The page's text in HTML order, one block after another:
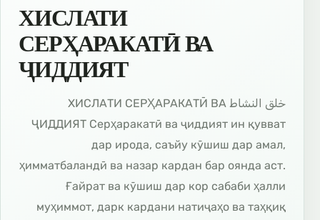
ХИСЛАТИ
СЕРҲАРАКАТӢ ВА
ҶИДДИЯТ
خلق النشاط ХИСЛАТИ СЕРҲАРАКАТӢ ВА
ҶИДДИЯТ Серҳаракатӣ ва ҷиддият ин қувват
дар ирода, саъйу кӯшиш дар амал,
ҳимматбаландӣ ва назар кардан бар оянда аст.
Ғайрат ва кӯшиш дар кор сабаби ҳалли
муҳиммот, дарк кардани натиҷаҳо ва таҳқиқ